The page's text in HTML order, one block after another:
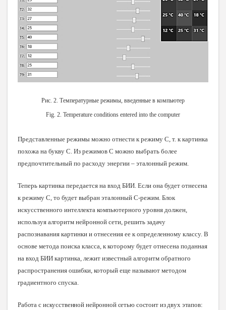
Рис. 2. Температурные режимы, введенные в компьютер
Fig. 2. Temperature conditions entered into the computer
Представленные режимы можно отнести к режиму С, т. к картинка
похожа на букву С. Из режимов С можно выбрать более
предпочтительный по расходу энергии – эталонный режим.
Теперь картинка передается на вход БИИ. Если она будет отнесена
к режиму С, то будет выбран эталонный С-режим. Блок
искусственного интеллекта компьютерного уровня должен,
используя алгоритм нейронной сети, решить задачу
распознавания картинки и отнесения ее к определенному классу. В
основе метода поиска класса, к которому будет отнесена поданная
на вход БИИ картинка, лежит известный алгоритм обратного
распространения ошибки, который еще называют методом
градиентного спуска.
Работа с искусственной нейронной сетью состоит из двух этапов: